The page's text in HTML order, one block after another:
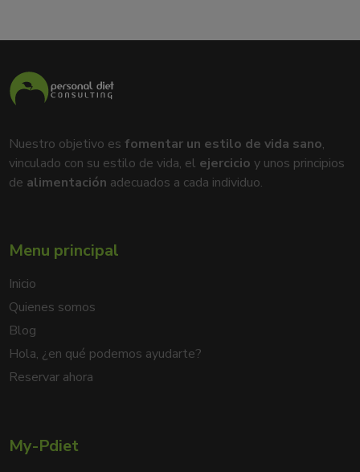
Nuestro objetivo esfomentar un estilo de vida sano,
vinculado con su estilo de vida, el ejercicio y unos principios
de alimentación adecuados a cada individuo.
Menu principal
Inicio
Quienes somos
Blog
Hola, ¿en qué podemos ayudarte?
Reservar ahora
My-Pdiet